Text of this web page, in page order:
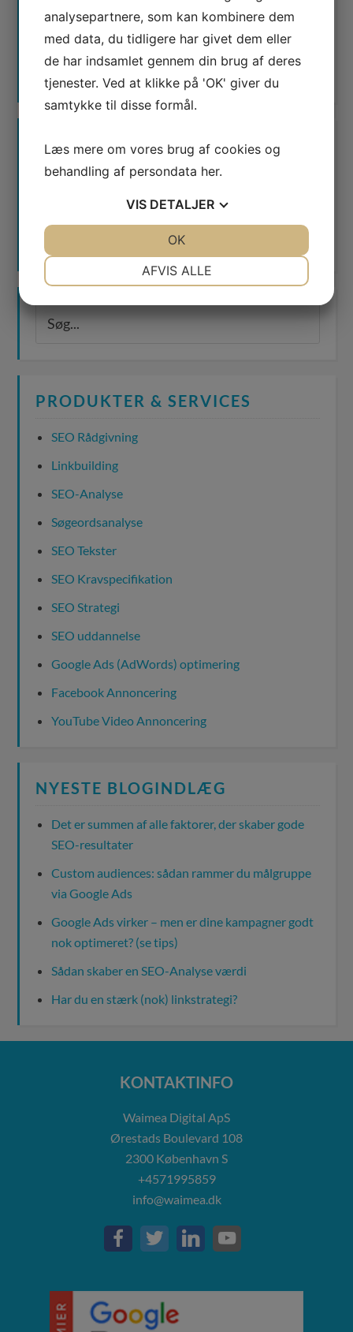
Waimea er certificeret
Google AdWords Premier Partner
PRODUKTER & SERVICES
SEO Rådgivning
Linkbuilding
SEO-Analyse
Søgeordsanalyse
SEO Tekster
SEO Kravspecifikation
SEO Strategi
SEO uddannelse
Google Ads (AdWords) optimering
Facebook Annoncering
YouTube Video Annoncering
NYESTE BLOGINDLÆG
Det er summen af alle faktorer, der skaber gode
SEO-resultater
Custom audiences: sådan rammer du målgruppe
via Google Ads
Google Ads virker – men er dine kampagner godt
nok optimeret? (se tips)
Sådan skaber en SEO-Analyse værdi
Har du en stærk (nok) linkstrategi?
KONTAKTINFO
Waimea Digital ApS
Ørestads Boulevard 108
2300 København S
+4571995859
info@waimea.dk
analysepartnere, som kan kombinere dem
med data, du tidligere har givet dem eller
de har indsamlet gennem din brug af deres
tjenester. Ved at klikke på 'OK' giver du
samtykke til disse formål.
Læs mere om vores brug af cookies og
behandling af persondata her.
VIS DETALJER
AFVIS ALLE
OK